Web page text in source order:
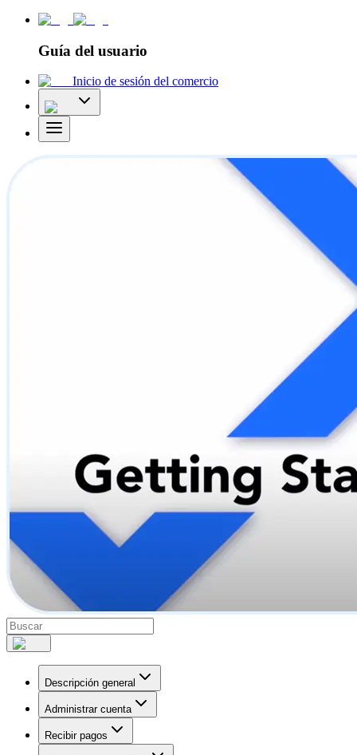
Guía del usuario
Inicio de sesión del comercio
Descripción general
Administrar cuenta
Recibir pagos